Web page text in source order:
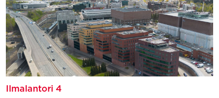
Ilmalantori 4